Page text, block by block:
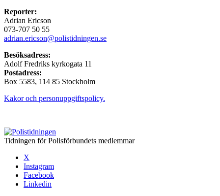
Reporter:
Adrian Ericson
073-707 50 55
adrian.ericson@polistidningen.se
Besöksadress:
Adolf Fredriks kyrkogata 11
Postadress:
Box 5583, 114 85 Stockholm
Kakor och personuppgiftspolicy.
Tidningen för Polisförbundets medlemmar
X
Instagram
Facebook
Linkedin